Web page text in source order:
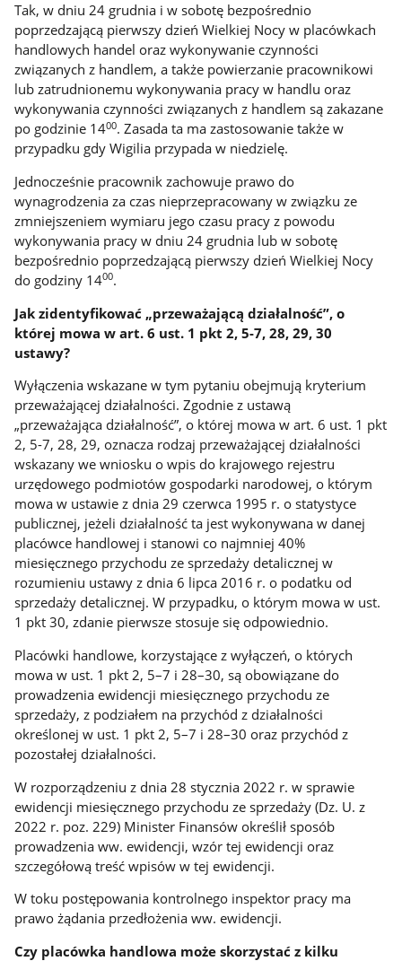
Tak, w dniu 24 grudnia i w sobotę bezpośrednio
poprzedzającą pierwszy dzień Wielkiej Nocy w placówkach
handlowych handel oraz wykonywanie czynności
związanych z handlem, a także powierzanie pracownikowi
lub zatrudnionemu wykonywania pracy w handlu oraz
wykonywania czynności związanych z handlem są zakazane
po godzinie 1400. Zasada ta ma zastosowanie także w
przypadku gdy Wigilia przypada w niedzielę.
Jednocześnie pracownik zachowuje prawo do
wynagrodzenia za czas nieprzepracowany w związku ze
zmniejszeniem wymiaru jego czasu pracy z powodu
wykonywania pracy w dniu 24 grudnia lub w sobotę
bezpośrednio poprzedzającą pierwszy dzień Wielkiej Nocy
do godziny 1400.
Jak zidentyfikować „przeważającą działalność”, o
której mowa w art. 6 ust. 1 pkt 2, 5-7, 28, 29, 30
ustawy?
Wyłączenia wskazane w tym pytaniu obejmują kryterium
przeważającej działalności. Zgodnie z ustawą
„przeważająca działalność”, o której mowa w art. 6 ust. 1 pkt
2, 5-7, 28, 29, oznacza rodzaj przeważającej działalności
wskazany we wniosku o wpis do krajowego rejestru
urzędowego podmiotów gospodarki narodowej, o którym
mowa w ustawie z dnia 29 czerwca 1995 r. o statystyce
publicznej, jeżeli działalność ta jest wykonywana w danej
placówce handlowej i stanowi co najmniej 40%
miesięcznego przychodu ze sprzedaży detalicznej w
rozumieniu ustawy z dnia 6 lipca 2016 r. o podatku od
sprzedaży detalicznej. W przypadku, o którym mowa w ust.
1 pkt 30, zdanie pierwsze stosuje się odpowiednio.
Placówki handlowe, korzystające z wyłączeń, o których
mowa w ust. 1 pkt 2, 5–7 i 28–30, są obowiązane do
prowadzenia ewidencji miesięcznego przychodu ze
sprzedaży, z podziałem na przychód z działalności
określonej w ust. 1 pkt 2, 5–7 i 28–30 oraz przychód z
pozostałej działalności.
W rozporządzeniu z dnia 28 stycznia 2022 r. w sprawie
ewidencji miesięcznego przychodu ze sprzedaży (Dz. U. z
2022 r. poz. 229) Minister Finansów określił sposób
prowadzenia ww. ewidencji, wzór tej ewidencji oraz
szczegółową treść wpisów w tej ewidencji.
W toku postępowania kontrolnego inspektor pracy ma
prawo żądania przedłożenia ww. ewidencji.
Czy placówka handlowa może skorzystać z kilku